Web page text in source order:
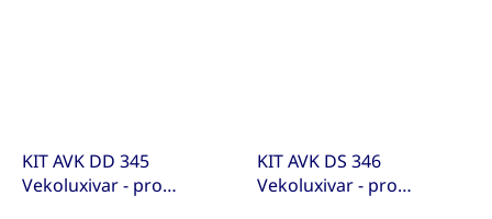
KIT AVK DD 345
Vekoluxivar - pro
KIT AVK DS 346
Vekoluxivar - pro